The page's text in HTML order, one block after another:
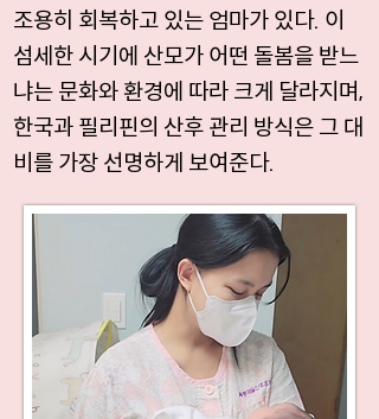
조용히 회복하고 있는 엄마가 있다. 이
섬세한 시기에 산모가 어떤 돌봄을 받느
냐는 문화와 환경에 따라 크게 달라지며,
한국과 필리핀의 산후 관리 방식은 그 대
비를 가장 선명하게 보여준다.